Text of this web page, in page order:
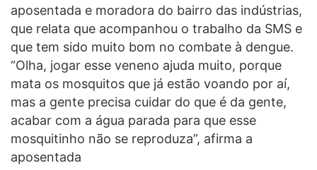
aposentada e moradora do bairro das indústrias,
que relata que acompanhou o trabalho da SMS e
que tem sido muito bom no combate à dengue.
“Olha, jogar esse veneno ajuda muito, porque
mata os mosquitos que já estão voando por aí,
mas a gente precisa cuidar do que é da gente,
acabar com a água parada para que esse
mosquitinho não se reproduza”, afirma a
aposentada